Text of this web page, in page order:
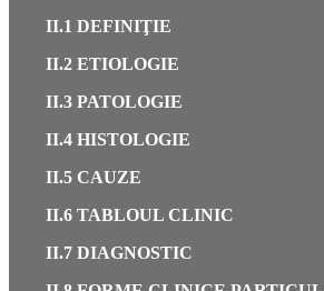
II.1 DEFINIŢIE
II.2 ETIOLOGIE
II.3 PATOLOGIE
II.4 HISTOLOGIE
II.5 CAUZE
II.6 TABLOUL CLINIC
II.7 DIAGNOSTIC